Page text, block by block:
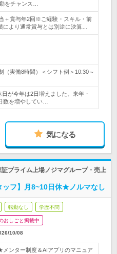
をチャンス…
＋賞与年2回※ご経験・スキル・前
より通常賞与とは別途に決算…
（実働8時間）＜シフト例＞10:30～
が今年は2日増えました。来年・
数を増やしてい…
気になる
プライム上場ノジマグループ・売上
ッフ】月8~10日休★ノルマなし
転勤なし 学歴不問
おしごと掲載中
10/08
ンター制度＆AIアプリのマニュア